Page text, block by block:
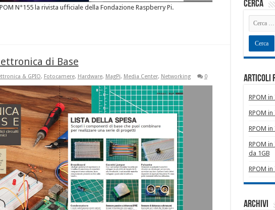
N°155 la rivista ufficiale della Fondazione Raspberry Pi.
di Base
& GPIO, Fotocamere, Hardware, MagPi, Media Center, Networking 0
cerca
Articoli
RPOM
RPOM
RPOM
RPOM
da 1GB
RPOM
Archivi